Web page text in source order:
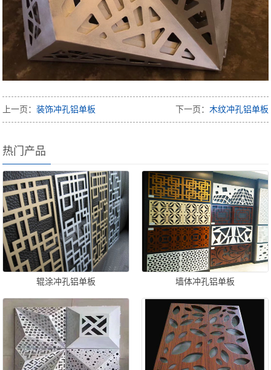
上一页：装饰冲孔铝单板 下一页： 木纹冲孔铝单板
热门产品
辊涂冲孔铝单板 墙体冲孔铝单板